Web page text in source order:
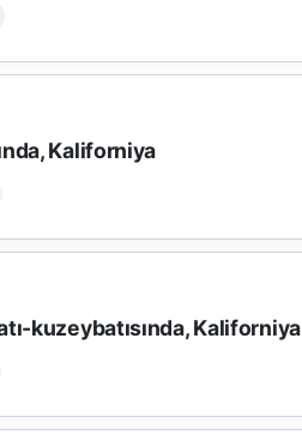
Kaliforniya
kuzeybatısında, Kaliforniya